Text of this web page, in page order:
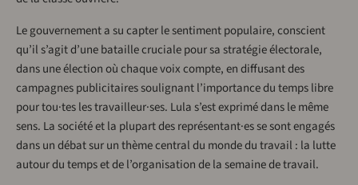
Le gouvernement a su capter le sentiment populaire, conscient
qu’il s’agit d’une bataille cruciale pour sa stratégie électorale,
dans une élection où chaque voix compte, en diffusant des
campagnes publicitaires soulignant l’importance du temps libre
pour tou·tes les travailleur·ses. Lula s’est exprimé dans le même
sens. La société et la plupart des représentant·es se sont engagés
dans un débat sur un thème central du monde du travail : la lutte
autour du temps et de l’organisation de la semaine de travail.